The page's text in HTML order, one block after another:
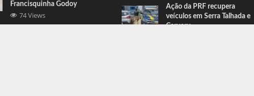
Francisquinha Godoy
74 Views
Ação da PRF recupera
veículos em Serra Talhada e
Caruaru